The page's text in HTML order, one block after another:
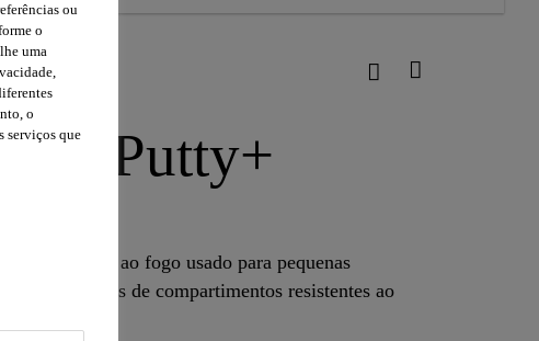
Putty+
resistente ao fogo usado para pequenas
e pavimentos de compartimentos resistentes ao
ou
o
uma
o
serviços que